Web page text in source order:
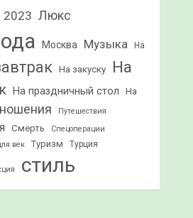
2023 Люкс
Москва Музыка На
На закуску
На
На праздничный стол
На
Путешествия
Смерть Спецоперации
век Туризм Турция
стиль